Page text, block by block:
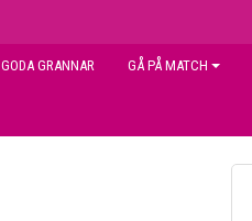
GODA GRANNAR GÅ PÅ MATCH